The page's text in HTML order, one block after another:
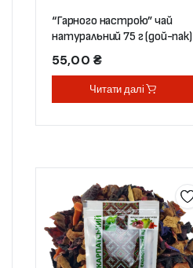
“Гарного настрою” чай
натуральний 75 г (дой-пак)
55,00 ₴
Читати далі